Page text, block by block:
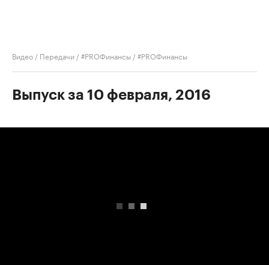
Видео / Передачи /#PROФинансы /#PROФинансы
Выпуск за 10 февраля, 2016